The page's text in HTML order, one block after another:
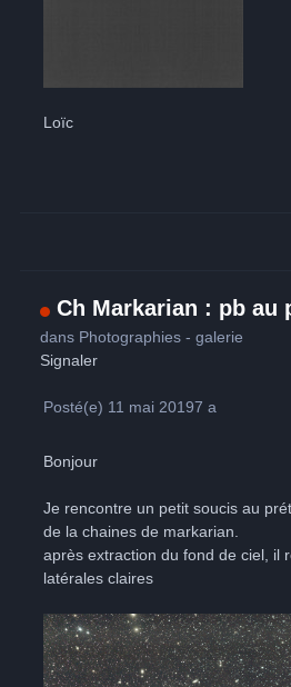
Loïc
Ch Markarian : pb au
dans Photographies - galerie
Signaler
Posté(e) 11 mai 20197 a
Bonjour
Je rencontre un petit soucis au
de la chaines de markarian.
après extraction du fond de ciel, il
latérales claires